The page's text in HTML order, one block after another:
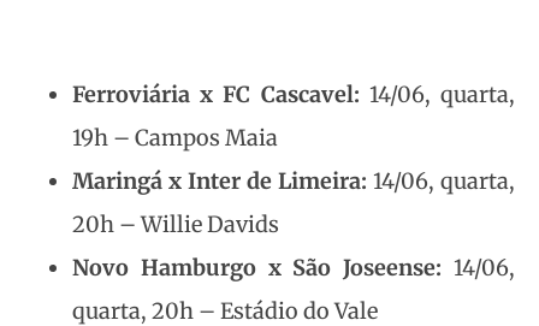
Ferroviária x FC Cascavel: 14/06, quarta,
19h – Campos Maia
Maringá x Inter de Limeira: 14/06, quarta,
20h – Willie Davids
Novo Hamburgo x São Joseense: 14/06,
quarta, 20h – Estádio do Vale